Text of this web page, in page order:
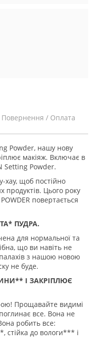
Повернення / Оплата
Powder, нашу нову
макіяж. Включає в
Setting Powder.
хау, щоб постійно
продуктів. Цього року
повертається
ПУДРА.
для нормальної та
що ви навіть не
з нашою новою
не буде.
І ЗАКРІПЛЮЄ
Прощавайте видимі
все. Вона не
робить все:
стійка до вологи*** і